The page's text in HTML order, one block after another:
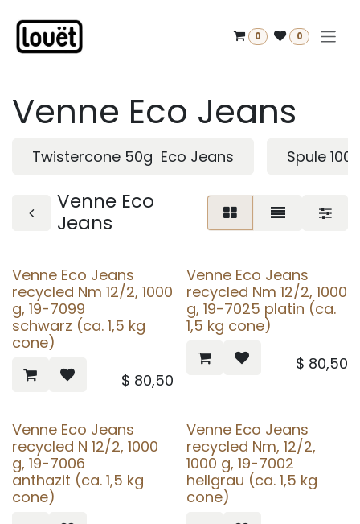
0 0
Venne Eco Jeans
Twistercone 50g Eco Jeans Spule
Venne Eco
Jeans
Venne Eco Jeans
recycled Nm 12/2, 1000
g, 19-7099
schwarz (ca. 1,5 kg
cone)
$ 80,50
Venne Eco Jeans
recycled Nm 12/2, 1000
g, 19-7025 platin (ca.
1,5 kg cone)
$ 80,50
Venne Eco Jeans
recycled N 12/2, 1000
g, 19-7006
anthazit (ca. 1,5 kg
cone)
Venne Eco Jeans
recycled Nm, 12/2,
1000 g, 19-7002
hellgrau (ca. 1,5 kg
cone)